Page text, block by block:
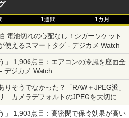
1週間 1カ月
電池切れの心配なし！シガーソケット
使えるスマートタグ - デジカメ Watch
」 1,906点目：エアコンの冷風を座面全
デジカメ Watch
りそうでなかった？「RAW＋JPEG派」
カメラデフォルトのJPEGを大切にす
」 1,903点目：高密閉で保冷効果が高い